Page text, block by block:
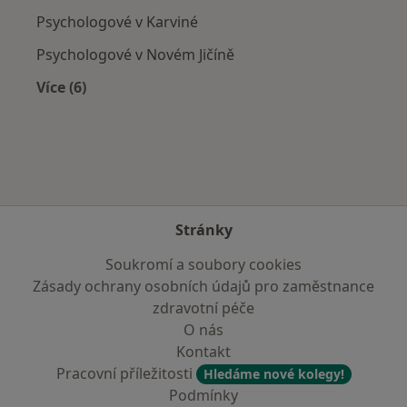
Psychologové v Karviné
Psychologové v Novém Jičíně
Více (6)
Stránky
Soukromí a soubory cookies
Zásady ochrany osobních údajů pro zaměstnance
zdravotní péče
O nás
Kontakt
Pracovní příležitosti
Hledáme nové kolegy!
Podmínky